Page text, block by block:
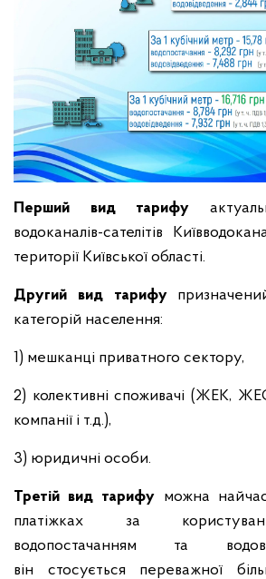
Перший вид тарифу
водоканалів-сателітів
території Київської області.
Другий вид тарифу
категорій населення:
1) мешканці приватного сектору,
2) колективні споживачі (ЖЕК,
компанії і т.д.),
3) юридичні особи.
Третій вид тарифу можна
платіжках за
водопостачанням та
він стосується переважної